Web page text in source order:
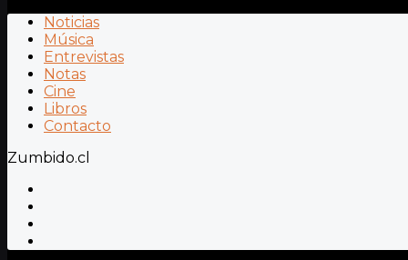
Noticias
Música
Entrevistas
Notas
Cine
Libros
Contacto
Zumbido.cl